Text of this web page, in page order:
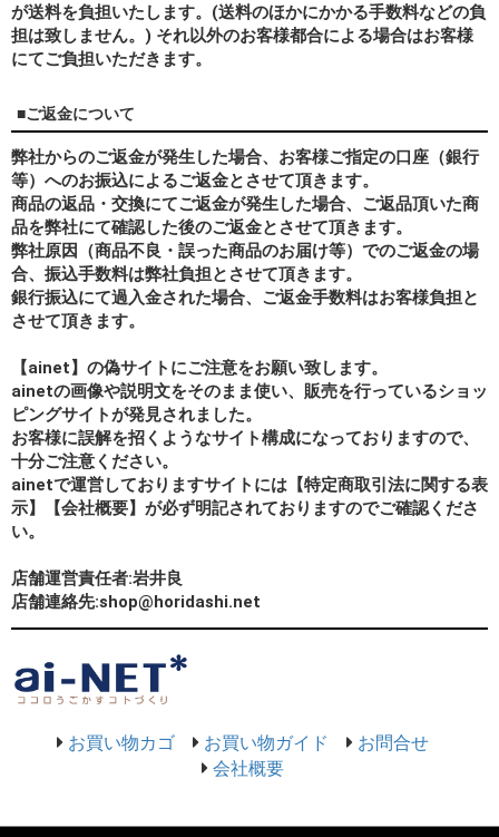
が送料を負担いたします。(送料のほかにかかる手数料などの負
担は致しません。) それ以外のお客様都合による場合はお客様
にてご負担いただきます。
■ご返金について
弊社からのご返金が発生した場合、お客様ご指定の口座（銀行
等）へのお振込によるご返金とさせて頂きます。
商品の返品・交換にてご返金が発生した場合、ご返品頂いた商
品を弊社にて確認した後のご返金とさせて頂きます。
弊社原因（商品不良・誤った商品のお届け等）でのご返金の場
合、振込手数料は弊社負担とさせて頂きます。
銀行振込にて過入金された場合、ご返金手数料はお客様負担と
させて頂きます。
【ainet】の偽サイトにご注意をお願い致します。
ainetの画像や説明文をそのまま使い、販売を行っているショッ
ピングサイトが発見されました。
お客様に誤解を招くようなサイト構成になっておりますので、
十分ご注意ください。
ainetで運営しておりますサイトには【特定商取引法に関する表
示】【会社概要】が必ず明記されておりますのでご確認くださ
い。
店舗運営責任者:岩井良
店舗連絡先:shop@horidashi.net
お買い物カゴ お買い物ガイド
お問合せ
会社概要